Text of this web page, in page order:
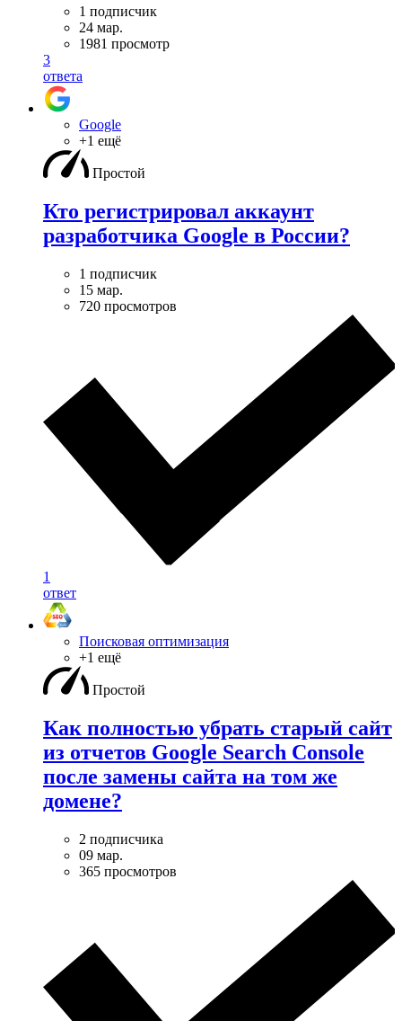
1 подписчик
24 мар.
1981 просмотр
3
ответа
Google
+1 ещё
Простой
Кто регистрировал аккаунт
разработчика Google в России?
1 подписчик
15 мар.
720 просмотров
1
ответ
Поисковая оптимизация
+1 ещё
Простой
Как полностью убрать старый сайт
из отчетов Google Search Console
после замены сайта на том же
домене?
2 подписчика
09 мар.
365 просмотров